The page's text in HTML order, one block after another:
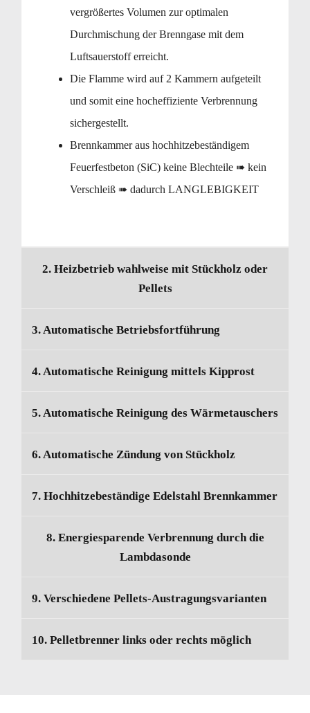
vergrößertes Volumen zur optimalen
Durchmischung der Brenngase mit dem
Luftsauerstoff erreicht.
Die Flamme wird auf 2 Kammern aufgeteilt
und somit eine hocheffiziente Verbrennung
sichergestellt.
Brennkammer aus hochhitzebeständigem
Feuerfestbeton (SiC) keine Blechteile ➠ kein
Verschleiß ➠ dadurch LANGLEBIGKEIT
2. Heizbetrieb wahlweise mit Stückholz oder
Pellets
3. Automatische Betriebsfortführung
4. Automatische Reinigung mittels Kipprost
5. Automatische Reinigung des Wärmetauschers
6. Automatische Zündung von Stückholz
7. Hochhitzebeständige Edelstahl Brennkammer
8. Energiesparende Verbrennung durch die
Lambdasonde
9. Verschiedene Pellets-Austragungsvarianten
10. Pelletbrenner links oder rechts möglich